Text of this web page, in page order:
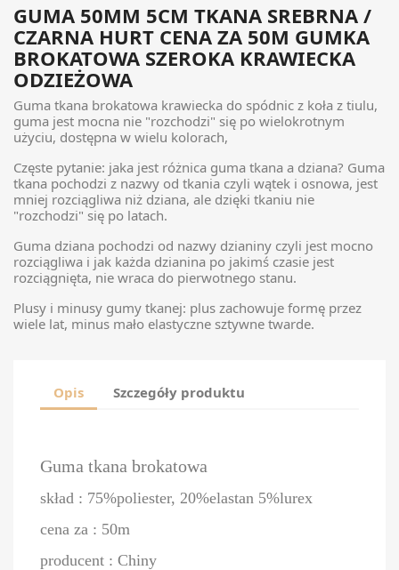
GUMA 50MM 5CM TKANA SREBRNA /
CZARNA HURT CENA ZA 50M GUMKA
BROKATOWA SZEROKA KRAWIECKA
ODZIEŻOWA
Guma tkana brokatowa krawiecka do spódnic z koła z tiulu,
guma jest mocna nie "rozchodzi" się po wielokrotnym
użyciu, dostępna w wielu kolorach,
Częste pytanie: jaka jest różnica guma tkana a dziana? Guma
tkana pochodzi z nazwy od tkania czyli wątek i osnowa, jest
mniej rozciągliwa niż dziana, ale dzięki tkaniu nie
"rozchodzi" się po latach.
Guma dziana pochodzi od nazwy dzianiny czyli jest mocno
rozciągliwa i jak każda dzianina po jakimś czasie jest
rozciągnięta, nie wraca do pierwotnego stanu.
Plusy i minusy gumy tkanej: plus zachowuje formę przez
wiele lat, minus mało elastyczne sztywne twarde.
Opis Szczegóły produktu
Guma tkana brokatowa
skład : 75%poliester, 20%elastan 5%lurex
cena za : 50m
producent : Chiny